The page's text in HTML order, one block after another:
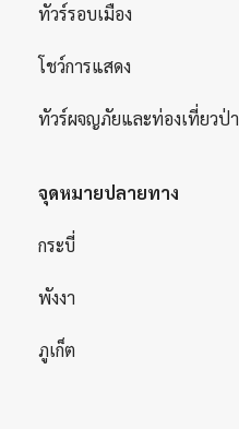
ทัวร์รอบเมือง
โชว์การแสดง
ทัวร์ผจญภัยและท่องเที่ยวป่า
จุดหมายปลายทาง
กระบี่
พังงา
ภูเก็ต